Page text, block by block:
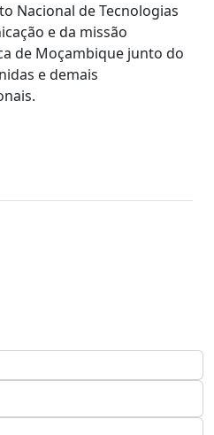
Nacional de Tecnologias
e da missão
de Moçambique junto do
e demais